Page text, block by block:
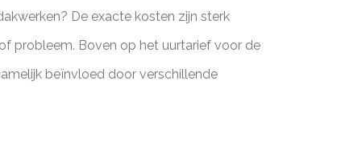
De exacte kosten zijn sterk
probleem. Boven op het uurtarief voor de
beïnvloed door verschillende